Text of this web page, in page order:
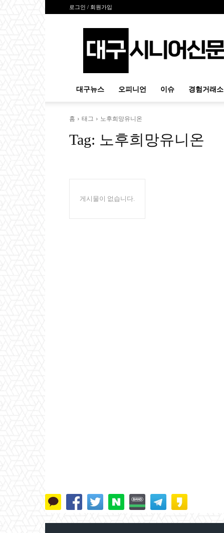
로그인 / 회원가입
시
대구뉴스 오피니언 이슈 경험거래소
홈 태그 노후희망유니온
Tag: 노후희망유니온
게시물이 없습니다.